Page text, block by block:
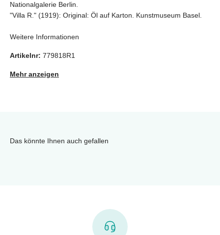
Nationalgalerie Berlin.
"Villa R." (1919): Original: Öl auf Karton. Kunstmuseum Basel.
Weitere Informationen
Artikelnr: 779818R1
Mehr anzeigen
Das könnte Ihnen auch gefallen